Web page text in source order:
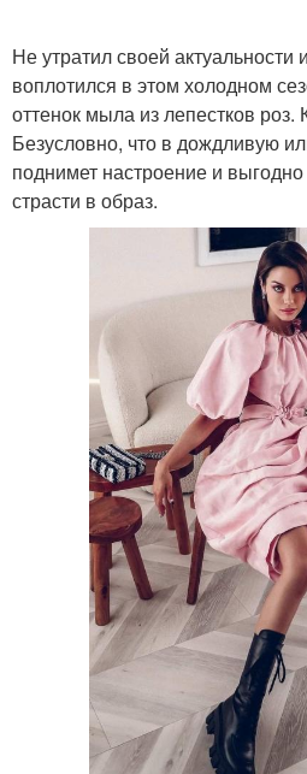
Не утратил своей актуальности
воплотился в этом холодном
оттенок мыла из лепестков роз.
Безусловно, что в дождливую
поднимет настроение и
страсти в образ.